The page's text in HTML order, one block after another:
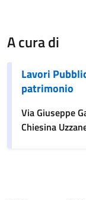
A cura di
Lavori
patrimonio
Via Giuseppe
Chiesina